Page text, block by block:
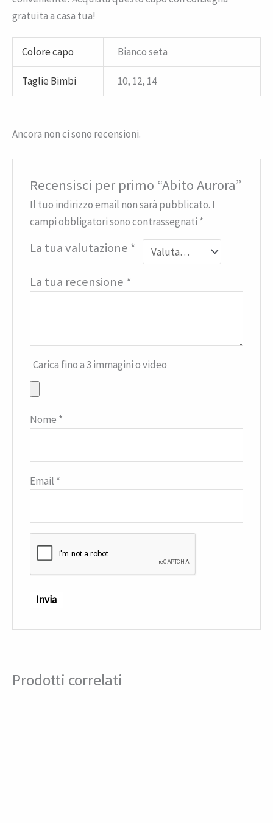
gratuita a casa tua!
Colore capo Bianco seta
Taglie Bimbi 10, 12, 14
Ancora non ci sono recensioni.
Recensisci per primo “Abito Aurora”
Il tuo indirizzo email non sarà pubblicato. I
campi obbligatori sono contrassegnati *
La tua valutazione *
La tua recensione *
Carica fino a 3 immagini o video
Nome *
Email *
Prodotti correlati